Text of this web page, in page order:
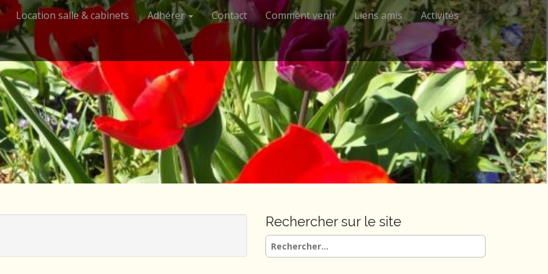
Location salle & cabinets Adhérer Contact Comment venir Liens amis Activités
Rechercher sur le site
Rechercher :